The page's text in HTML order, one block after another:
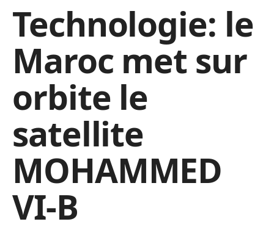
Technologie: le
Maroc met sur
orbite le
satellite
MOHAMMED
VI-B